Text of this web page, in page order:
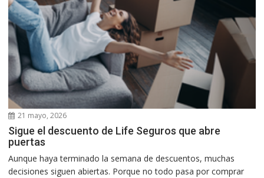
21 mayo, 2026
Sigue el descuento de Life Seguros que abre
puertas
Aunque haya terminado la semana de descuentos, muchas
decisiones siguen abiertas. Porque no todo pasa por comprar